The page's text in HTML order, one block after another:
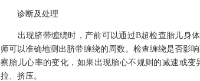
诊断及处理
出现脐带缠绕时，产前可以通过B超检查胎儿身体
师可以准确地测出脐带缠绕的周数。检查缠绕是否影
察胎儿心率的变化，如果出现胎心不规则的减速或
拉、挤压。